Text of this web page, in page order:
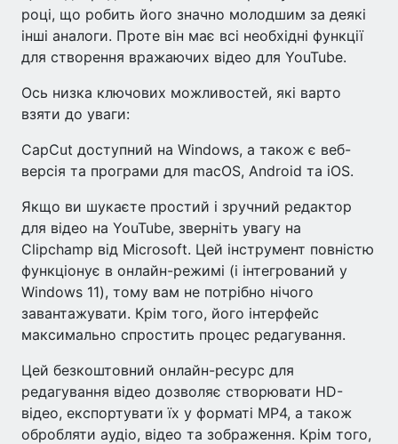
році, що робить його значно молодшим за деякі
інші аналоги. Проте він має всі необхідні функції
для створення вражаючих відео для YouTube.
Ось низка ключових можливостей, які варто
взяти до уваги:
CapCut доступний на Windows, а також є веб-
версія та програми для macOS, Android та iOS.
Якщо ви шукаєте простий і зручний редактор
для відео на YouTube, зверніть увагу на
Clipchamp від Microsoft. Цей інструмент повністю
функціонує в онлайн-режимі (і інтегрований у
Windows 11), тому вам не потрібно нічого
завантажувати. Крім того, його інтерфейс
максимально спростить процес редагування.
Цей безкоштовний онлайн-ресурс для
редагування відео дозволяє створювати HD-
відео, експортувати їх у форматі MP4, а також
обробляти аудіо, відео та зображення. Крім того,